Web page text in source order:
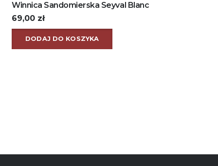
Winnica Sandomierska Seyval Blanc
69,00 zł
DODAJ DO KOSZYKA